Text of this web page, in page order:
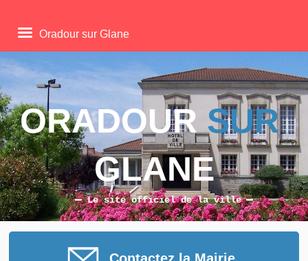
ORADOUR SUR
GLANE
Le site officiel de la ville
Oradour sur Glane